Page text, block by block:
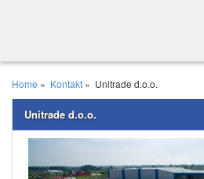
Home » Kontakt » Unitrade d.o.o.
Unitrade d.o.o.